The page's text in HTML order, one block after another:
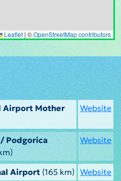
Leaflet | ©OpenStreetMap contributors
Airport Mother
Website
Podgorica
Website
Airport (165 km) Website